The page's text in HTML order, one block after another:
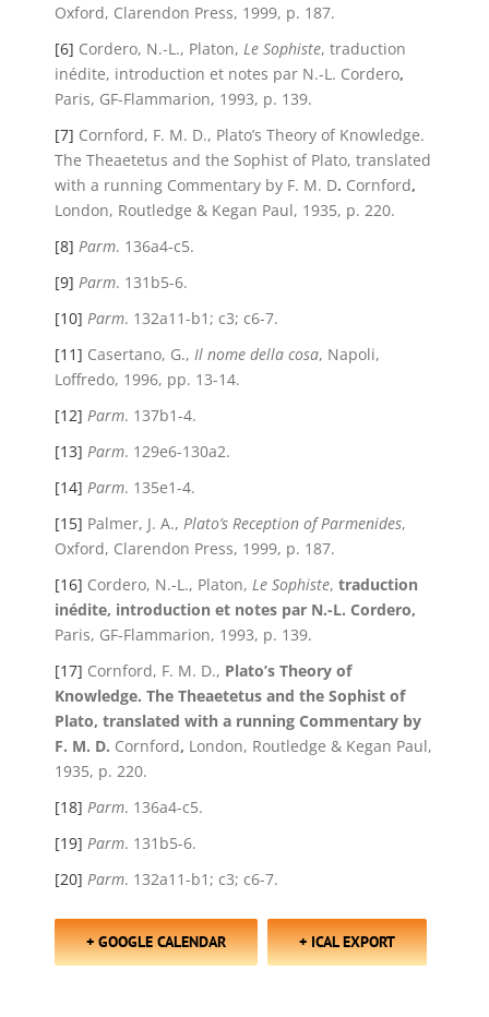
Oxford, Clarendon Press, 1999, p. 187.
[6] Cordero, N.-L., Platon, Le Sophiste, traduction
inédite, introduction et notes par N.-L. Cordero,
Paris, GF-Flammarion, 1993, p. 139.
[7] Cornford, F. M. D., Plato’s Theory of Knowledge.
The Theaetetus and the Sophist of Plato, translated
with a running Commentary by F. M. D. Cornford,
London, Routledge & Kegan Paul, 1935, p. 220.
[8] Parm. 136a4-c5.
[9] Parm. 131b5-6.
[10] Parm. 132a11-b1; c3; c6-7.
[11] Casertano, G., Il nome della cosa, Napoli,
Loffredo, 1996, pp. 13-14.
[12] Parm. 137b1-4.
[13] Parm. 129e6-130a2.
[14] Parm. 135e1-4.
[15] Palmer, J. A., Plato’s Reception of Parmenides,
Oxford, Clarendon Press, 1999, p. 187.
[16] Cordero, N.-L., Platon, Le Sophiste, traduction
inédite, introduction et notes par N.-L. Cordero,
Paris, GF-Flammarion, 1993, p. 139.
[17] Cornford, F. M. D., Plato’s Theory of
Knowledge. The Theaetetus and the Sophist of
Plato, translated with a running Commentary by
F. M. D. Cornford, London, Routledge & Kegan Paul,
1935, p. 220.
[18] Parm. 136a4-c5.
[19] Parm. 131b5-6.
[20] Parm. 132a11-b1; c3; c6-7.
+ GOOGLE CALENDAR + ICAL EXPORT